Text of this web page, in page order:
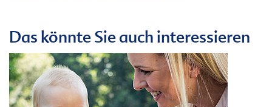
Das könnte Sie auch interessieren